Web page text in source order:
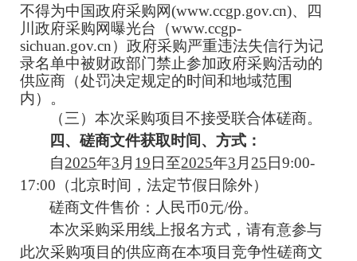
不得为中国政府采购网(www.ccgp.gov.cn)、四
川政府采购网曝光台（www.ccgp-
sichuan.gov.cn）政府采购严重违法失信行为记
录名单中被财政部门禁止参加政府采购活动的
供应商（处罚决定规定的时间和地域范围
内）。
（三）本次采购项目不接受联合体磋商。
四、磋商文件获取时间、方式：
自2025年3 月 19 日至2025年3 月 25 日9:00-
17:00 （北京时间，法定节假日除外）
磋商文件售价：人民币0元/份。
本次采购采用线上报名方式，请有意参与
此次采购项目的供应商在本项目竞争性磋商文